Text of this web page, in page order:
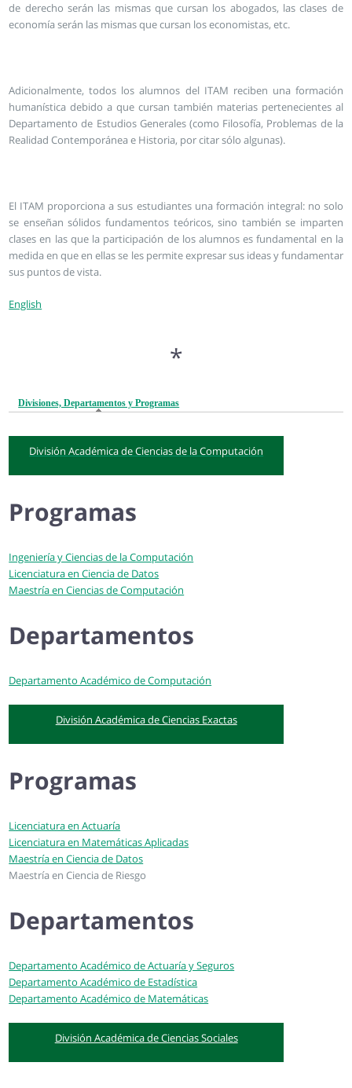
de derecho serán las mismas que cursan los abogados, las clases de
economía serán las mismas que cursan los economistas, etc.
Adicionalmente, todos los alumnos del ITAM reciben una formación
humanística debido a que cursan también materias pertenecientes al
Departamento de Estudios Generales (como Filosofía, Problemas de la
Realidad Contemporánea e Historia, por citar sólo algunas).
El ITAM proporciona a sus estudiantes una formación integral: no solo
se enseñan sólidos fundamentos teóricos, sino también se imparten
clases en las que la participación de los alumnos es fundamental en la
medida en que en ellas se les permite expresar sus ideas y fundamentar
sus puntos de vista.
English
*
Divisiones, Departamentos y Programas
División Académica de Ciencias de la Computación
Programas
Ingeniería y Ciencias de la Computación
Licenciatura en Ciencia de Datos
Maestría en Ciencias de Computación
Departamentos
Departamento Académico de Computación
División Académica de Ciencias Exactas
Programas
Licenciatura en Actuaría
Licenciatura en Matemáticas Aplicadas
Maestría en Ciencia de Datos
Maestría en Ciencia de Riesgo
Departamentos
Departamento Académico de Actuaría y Seguros
Departamento Académico de Estadística
Departamento Académico de Matemáticas
División Académica de Ciencias Sociales